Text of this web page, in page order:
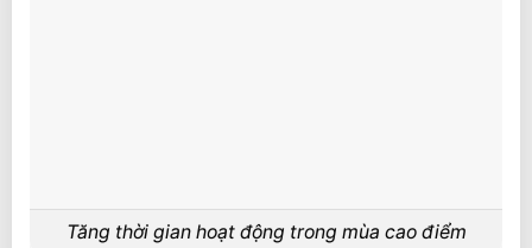
Tăng thời gian hoạt động trong mùa cao điểm